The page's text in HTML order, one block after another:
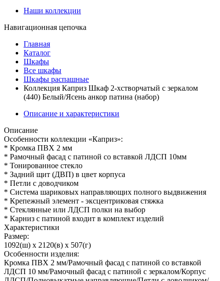
Наши коллекции
Навигационная цепочка
Главная
Каталог
Шкафы
Все шкафы
Шкафы распашные
Коллекция Каприз Шкаф 2-хстворчатый с зеркалом
(440) Белый/Ясень анкор патина (набор)
Описание и характеристики
Описание
Особенности коллекции «Каприз»:
* Кромка ПВХ 2 мм
* Рамочный фасад с патиной со вставкой ЛДСП 10мм
* Тонированное стекло
* Задний щит (ДВП) в цвет корпуса
* Петли с доводчиком
* Система шариковых направляющих полного выдвижения
* Крепежный элемент - эксцентриковая стяжка
* Стеклянные или ЛДСП полки на выбор
* Карниз с патиной входит в комплект изделий
Характеристики
Размер:
1092(ш) x 2120(в) x 507(г)
Особенности изделия:
Кромка ПВХ 2 мм/Рамочный фасад с патиной со вставкой
ЛДСП 10 мм/Рамочный фасад с патиной с зеркалом/Корпус